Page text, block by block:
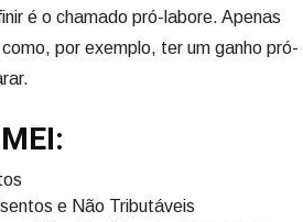
é o chamado pró-labore. Apenas
por exemplo, ter um ganho pró-
e Não Tributáveis